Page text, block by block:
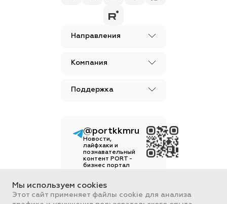
Направления
Компания
Поддержка
Вся информация, размещенная на
сайте, носит ознакомительный
характер и не является
@portkkmru
Новости,
лайфхаки и
познавательный
контент PORT -
бизнес портал
Мы используем cookies
Этот сайт применяет файлы cookie для анализа